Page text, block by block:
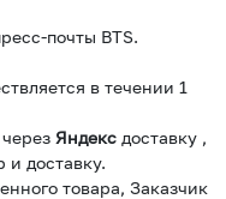
почты BTS.
в течении 1
Яндекс доставку ,
и доставку.
товара, Заказчик